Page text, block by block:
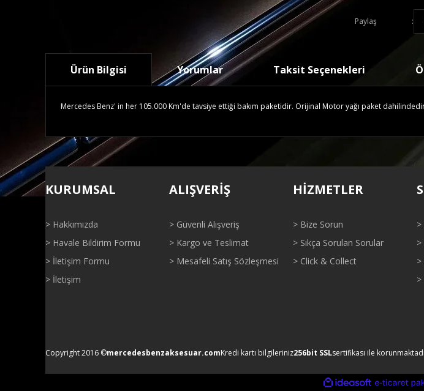
Paylaş
Ürün Bilgisi Yorumlar Taksit Seçenekleri
Mercedes Benz' in her 105.000 Km'de tavsiye ettiği bakım paketidir. Orijinal Motor yağı paket
Bu ürünün fiyat bilgisi, resim, ürün açıklamalarında ve diğer konularda yetersiz gördüğünüz
Görüş ve önerileriniz için teşekkür ederiz.
Ürün resmi kalitesiz, bozuk veya görüntülenemiyor.
Ürün fiyatı diğer sitelerden daha pahalı.
KURUMSAL
> Hakkımızda
> Havale Bildirim Formu
> İletişim Formu
> İletişim
ALIŞVERİŞ
> Güvenli Alışveriş
> Kargo ve Teslimat
> Mesafeli Satış Sözleşmesi
HİZMETLER
> Bize Sorun
> Sıkça Sorulan Sorular
> Click & Collect
>
Copyright 2016 ©mercedesbenzaksesuar.comKredi kartı bilgileriniz256bit SSLsertifikası ile
ideasoft